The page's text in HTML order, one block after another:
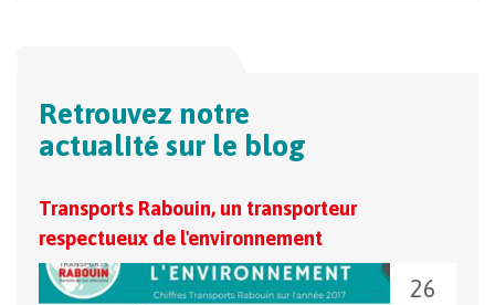
Retrouvez notre
actualité sur le blog
Transports Rabouin, un transporteur
respectueux de l'environnement
26